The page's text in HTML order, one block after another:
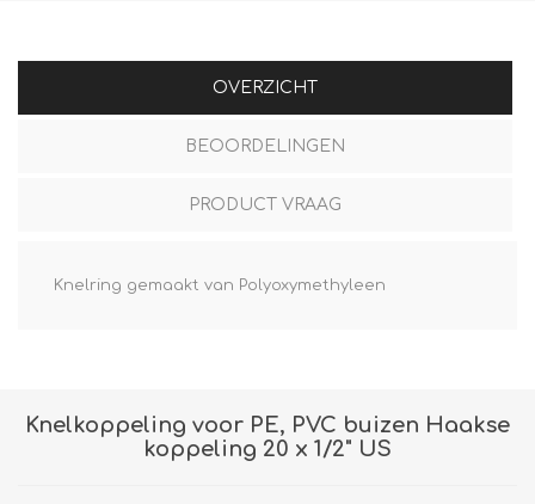
OVERZICHT
BEOORDELINGEN
PRODUCT VRAAG
Knelring gemaakt van Polyoxymethyleen
Knelkoppeling voor PE, PVC buizen Haakse
koppeling 20 x 1/2" US